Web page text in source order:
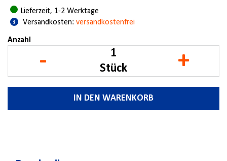
Lieferzeit, 1-2 Werktage
Versandkosten: versandkostenfrei
Anzahl
- Stück +
IN DEN WARENKORB